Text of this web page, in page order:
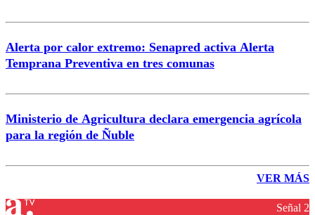
Alerta por calor extremo: Senapred activa Alerta
Temprana Preventiva en tres comunas
Ministerio de Agricultura declara emergencia agrícola
para la región de Ñuble
VER MÁS
Señal 2